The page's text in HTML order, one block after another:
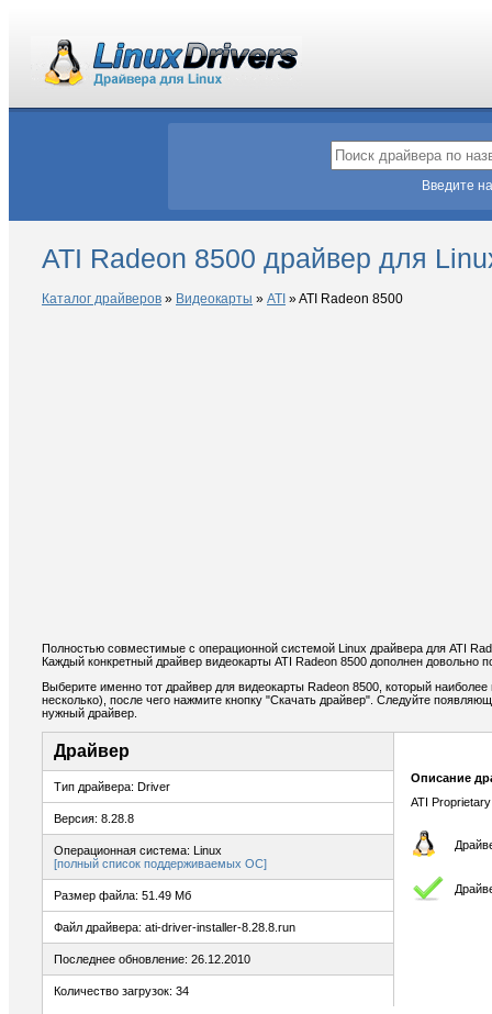
Введите
ATI Radeon 8500 драйвер для
Каталог драйверов » Видеокарты » ATI »ATI Radeon 8500
Полностью совместимые с операционной системой Linux драйвера для ATI
Каждый конкретный драйвер видеокарты ATI Radeon 8500 дополнен довольно
Выберите именно тот драйвер для видеокарты Radeon 8500, который
несколько), после чего нажмите кнопку "Скачать драйвер". Следуйте
нужный драйвер.
Драйвер
Тип драйвера: Driver
Версия: 8.28.8
Операционная система: Linux
[полный список поддерживаемых ОС]
Размер файла: 51.49 Мб
Файл драйвера: ati-driver-installer-8.28.8.run
Последнее обновление: 26.12.2010
Количество загрузок: 34
Описание
ATI